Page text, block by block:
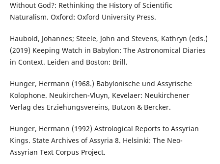
Without God?: Rethinking the History of Scientific
Naturalism. Oxford: Oxford University Press.
Haubold, Johannes; Steele, John and Stevens, Kathryn (eds.)
(2019) Keeping Watch in Babylon: The Astronomical Diaries
in Context. Leiden and Boston: Brill.
Hunger, Hermann (1968.) Babylonische und Assyrische
Kolophone. Neukirchen-Vluyn, Kevelaer: Neukirchener
Verlag des Erziehungsvereins, Butzon & Bercker.
Hunger, Hermann (1992) Astrological Reports to Assyrian
Kings. State Archives of Assyria 8. Helsinki: The Neo-
Assyrian Text Corpus Project.